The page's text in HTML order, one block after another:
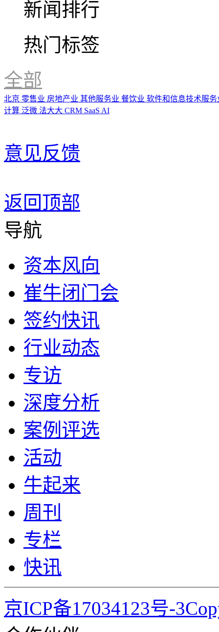
新闻排行
热门标签
全部
北京 零售业 房地产业 其他服务业 餐饮业 软件和信息技术服
计算 泛微 法大大 CRM SaaS AI
意见反馈
返回顶部
导航
资本风向
崔牛闭门会
签约快讯
行业动态
专访
深度分析
案例评选
活动
牛起来
周刊
专栏
快讯
京ICP备17034123号-